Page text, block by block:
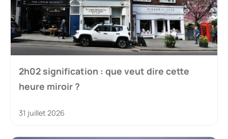
2h02 signification : que veut dire cette
heure miroir ?
31 juillet 2026